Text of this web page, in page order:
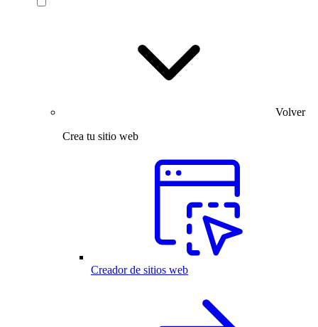
Volver
Crea tu sitio web
Creador de sitios web